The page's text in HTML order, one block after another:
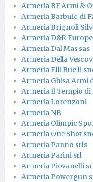
Armeria BF Armi &
Armeria Barbuio di
Armeria Brignoli
Armeria D&R
Armeria Dal Mas sas
Armeria Della
Armeria F.lli Buelli
Armeria Ghisa Armi
Armeria Il Tempio di
Armeria Lorenzoni
Armeria NB
Armeria Olimpic
Armeria One Shot
Armeria Panno srls
Armeria Parini srl
Armeria Piovanelli
Armeria Powergun